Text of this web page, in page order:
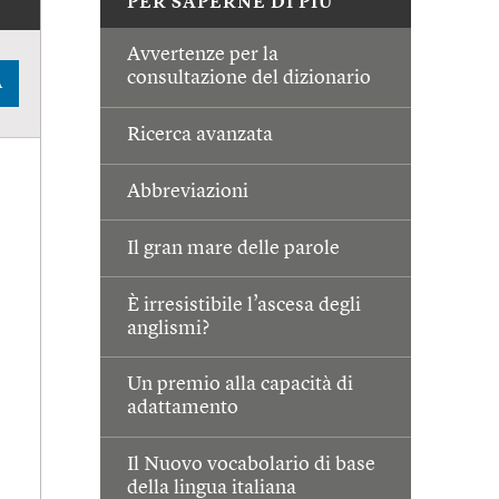
Avvertenze per la
consultazione del dizionario
Ricerca avanzata
Abbreviazioni
Il gran mare delle parole
È irresistibile l’ascesa degli
anglismi?
Un premio alla capacità di
adattamento
Il Nuovo vocabolario di base
della lingua italiana